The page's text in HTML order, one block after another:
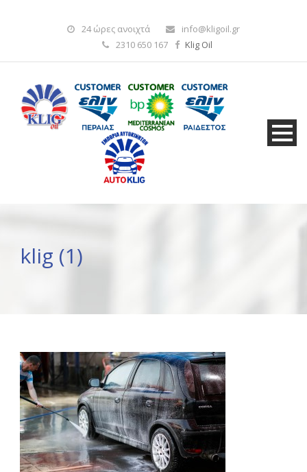
24 ώρες ανοιχτά
info@kligoil.gr
2310 650 167
Klig Oil
klig (1)